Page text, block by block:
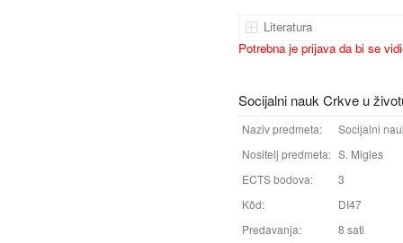
Literatura
Potrebna je prijava da bi se
Socijalni nauk Crkve u
Naziv predmeta:
Socijalni
Nositelj predmeta: S. Migles
ECTS bodova:
3
Kôd:
DI47
Predavanja:
8 sati